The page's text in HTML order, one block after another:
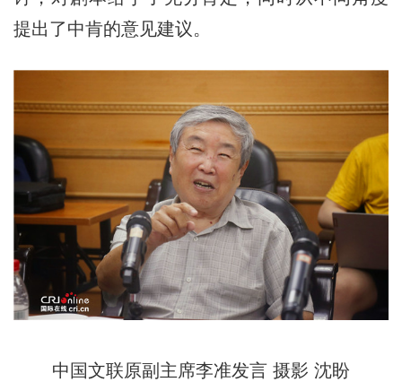
提出了中肯的意见建议。
中国文联原副主席李准发言 摄影 沈盼